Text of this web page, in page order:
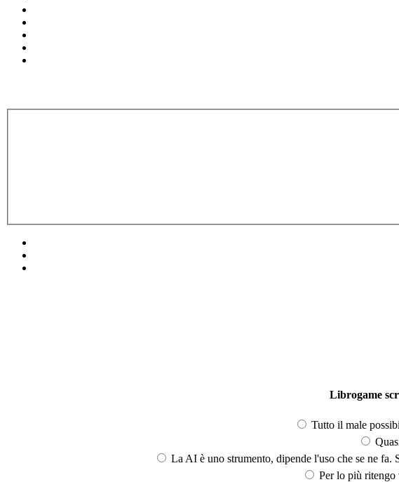
Librogame
Tutto il male
La AI è uno strumento, dipende l'uso che se ne fa.
Per lo più ritengo